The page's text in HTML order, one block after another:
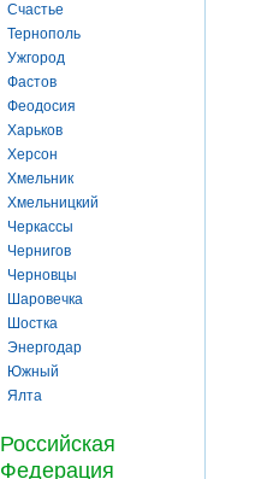
Счастье
Тернополь
Ужгород
Фастов
Феодосия
Харьков
Херсон
Хмельник
Хмельницкий
Черкассы
Чернигов
Черновцы
Шаровечка
Шостка
Энергодар
Южный
Ялта
Российская
Федерация